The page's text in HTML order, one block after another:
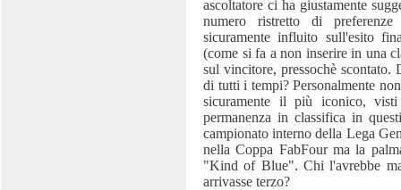
ascoltatore ci ha giustamente
numero ristretto di
sicuramente influito sull'esito
(come si fa a non inserire in una
sul vincitore, pressochè
di tutti i tempi? Personalmente
sicuramente il più iconico,
permanenza in classifica in
campionato interno della Lega
nella Coppa FabFour ma la
"Kind of Blue". Chi l'avrebbe
arrivasse terzo?